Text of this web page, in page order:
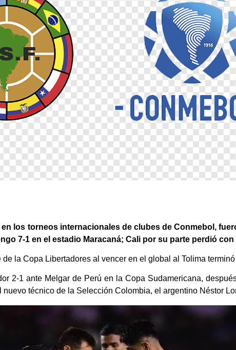
los torneos internacionales de clubes de Conmebol,
7-1 en el estadio Maracaná; Cali por su parte perdió con
la Copa Libertadores al vencer en el global al Tolima terminó
2-1 ante Melgar de Perú en la Copa Sudamericana,
nuevo técnico de la Selección Colombia, el argentino Néstor